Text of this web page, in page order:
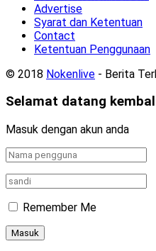
Advertise
Syarat dan Ketentuan
Contact
Ketentuan Penggunaan
© 2018 Nokenlive - Berita
Selamat datang
Masuk dengan akun anda
Remember Me